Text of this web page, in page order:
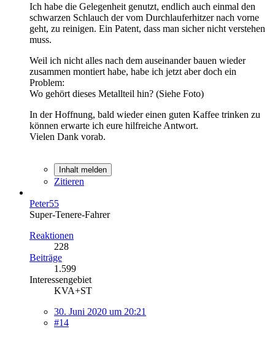
Ich habe die Gelegenheit genutzt, endlich auch einmal den
schwarzen Schlauch der vom Durchlauferhitzer nach vorne
geht, zu reinigen. Ein Patent, dass man sicher nicht verstehen
muss.
Weil ich nicht alles nach dem auseinander bauen wieder
zusammen montiert habe, habe ich jetzt aber doch ein
Problem:
Wo gehört dieses Metallteil hin? (Siehe Foto)
In der Hoffnung, bald wieder einen guten Kaffee trinken zu
können erwarte ich eure hilfreiche Antwort.
Vielen Dank vorab.
Inhalt melden
Zitieren
Peter55
Super-Tenere-Fahrer
Reaktionen
228
Beiträge
1.599
Interessengebiet
KVA+ST
30. Juni 2020 um 20:21
#14